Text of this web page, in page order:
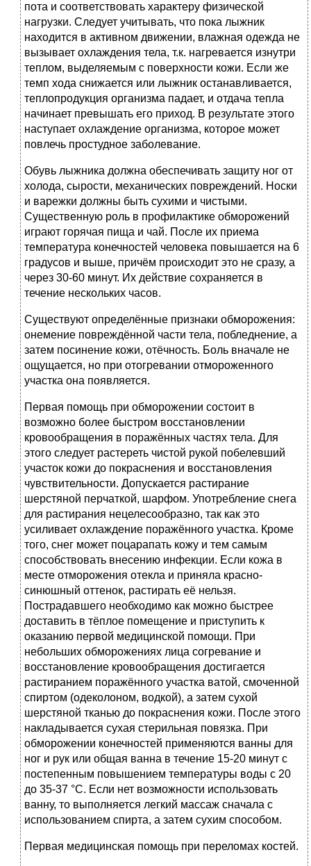
пота и соответствовать характеру физической
нагрузки. Следует учитывать, что пока лыжник
находится в активном движении, влажная одежда не
вызывает охлаждения тела, т.к. нагревается изнутри
теплом, выделяемым с поверхности кожи. Если же
темп хода снижается или лыжник останавливается,
теплопродукция организма падает, и отдача тепла
начинает превышать его приход. В результате этого
наступает охлаждение организма, которое может
повлечь простудное заболевание.
Обувь лыжника должна обеспечивать защиту ног от
холода, сырости, механических повреждений. Носки
и варежки должны быть сухими и чистыми.
Существенную роль в профилактике обморожений
играют горячая пища и чай. После их приема
температура конечностей человека повышается на 6
градусов и выше, причём происходит это не сразу, а
через 30-60 минут. Их действие сохраняется в
течение нескольких часов.
Существуют определённые признаки обморожения:
онемение повреждённой части тела, побледнение, а
затем посинение кожи, отёчность. Боль вначале не
ощущается, но при отогревании отмороженного
участка она появляется.
Первая помощь при обморожении состоит в
возможно более быстром восстановлении
кровообращения в поражённых частях тела. Для
этого следует растереть чистой рукой побелевший
участок кожи до покраснения и восстановления
чувствительности. Допускается растирание
шерстяной перчаткой, шарфом. Употребление снега
для растирания нецелесообразно, так как это
усиливает охлаждение поражённого участка. Кроме
того, снег может поцарапать кожу и тем самым
способствовать внесению инфекции. Если кожа в
месте отморожения отекла и приняла красно-
синюшный оттенок, растирать её нельзя.
Пострадавшего необходимо как можно быстрее
доставить в тёплое помещение и приступить к
оказанию первой медицинской помощи. При
небольших обморожениях лица согревание и
восстановление кровообращения достигается
растиранием поражённого участка ватой, смоченной
спиртом (одеколоном, водкой), а затем сухой
шерстяной тканью до покраснения кожи. После этого
накладывается сухая стерильная повязка. При
обморожении конечностей применяются ванны для
ног и рук или общая ванна в течение 15-20 минут с
постепенным повышением температуры воды с 20
до 35-37 °С. Если нет возможности использовать
ванну, то выполняется легкий массаж сначала с
использованием спирта, а затем сухим способом.
Первая медицинская помощь при переломах костей.